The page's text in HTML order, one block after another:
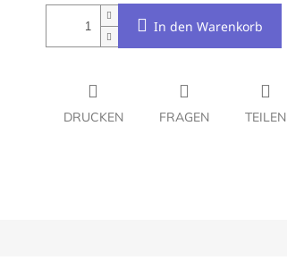
In den Warenkorb
DRUCKEN FRAGEN TEILEN